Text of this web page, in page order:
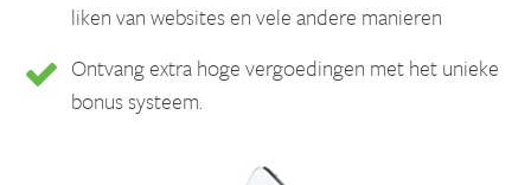
liken van websites en vele andere manieren
Ontvang extra hoge vergoedingen met het unieke
bonus systeem.